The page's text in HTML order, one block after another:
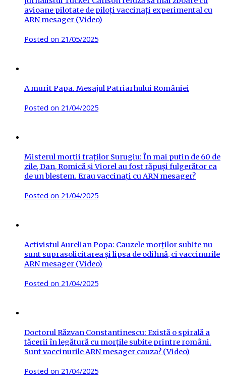
avioane pilotate de piloți vaccinați experimental cu
ARN mesager (Video)
Posted on 21/05/2025
A murit Papa. Mesajul Patriarhului României
Posted on 21/04/2025
Misterul morții fraților Surugiu: În mai putin de 60 de
zile, Dan, Romică și Viorel au fost răpuși fulgerător ca
de un blestem. Erau vaccinați cu ARN mesager?
Posted on 21/04/2025
Activistul Aurelian Popa: Cauzele morților subite nu
sunt suprasolicitarea și lipsa de odihnă, ci vaccinurile
ARN mesager (Video)
Posted on 21/04/2025
Doctorul Răzvan Constantinescu: Există o spirală a
tăcerii în legătură cu morțile subite printre români.
Sunt vaccinurile ARN mesager cauza? (Video)
Posted on 21/04/2025